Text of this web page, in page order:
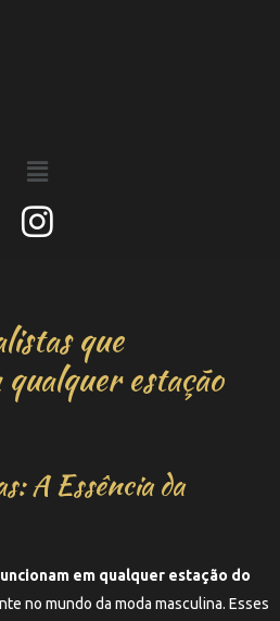
que
estação
A Essência da
em qualquer estação do
no mundo da moda masculina. Esses